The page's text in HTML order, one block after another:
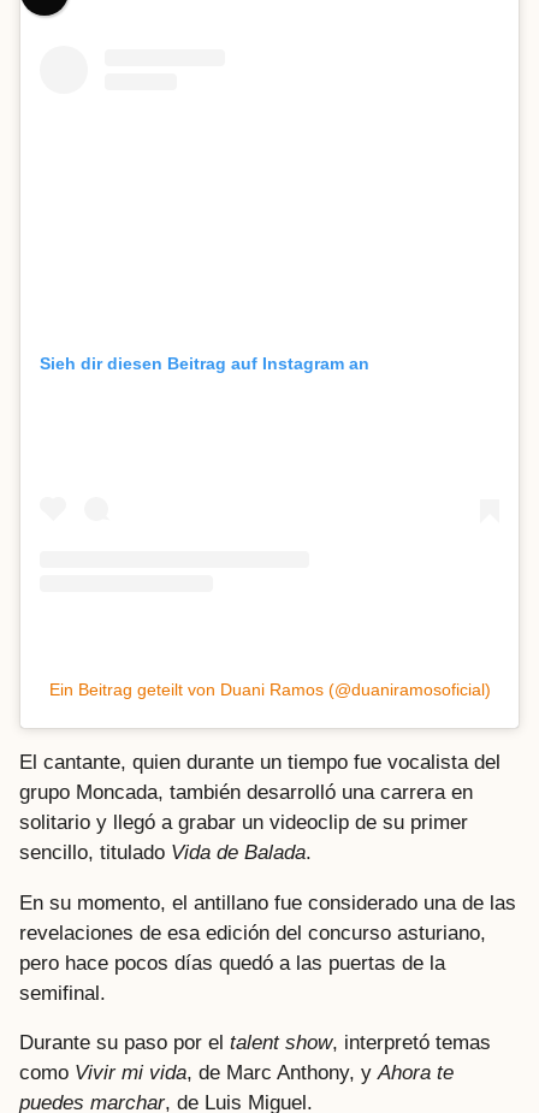
Sieh dir diesen Beitrag auf Instagram an
Ein Beitrag geteilt von Duani Ramos (@duaniramosoficial)
El cantante, quien durante un tiempo fue vocalista del
grupo Moncada, también desarrolló una carrera en
solitario y llegó a grabar un videoclip de su primer
sencillo, titulado Vida de Balada.
En su momento, el antillano fue considerado una de las
revelaciones de esa edición del concurso asturiano,
pero hace pocos días quedó a las puertas de la
semifinal.
Durante su paso por el talent show, interpretó temas
como Vivir mi vida, de Marc Anthony, yAhora te
puedes marchar, de Luis Miguel.